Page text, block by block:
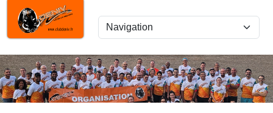
Panneau de gestion des cookies